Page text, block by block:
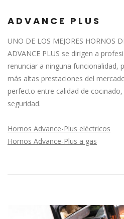
ADVANCE PLUS
UNO DE LOS MEJORES HORNOS
ADVANCE PLUS se dirigen a
renunciar a ninguna funcionalidad,
más altas prestaciones del
perfecto entre calidad de
seguridad.
Hornos Advance-Plus eléctricos
Hornos Advance-Plus a gas